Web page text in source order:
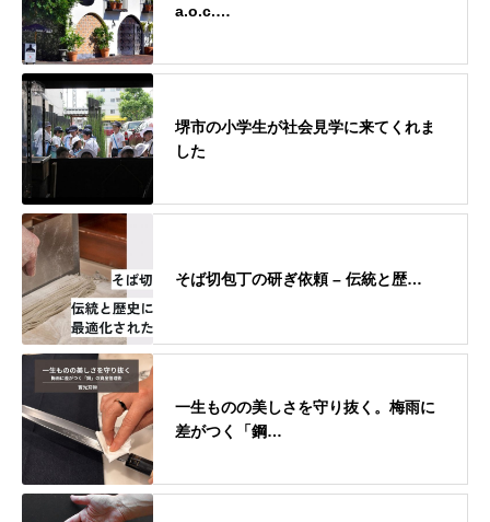
a.o.c.…
堺市の小学生が社会見学に来てくれま
した
そば切包丁の研ぎ依頼 – 伝統と歴…
一生ものの美しさを守り抜く。梅雨に
差がつく「鋼…